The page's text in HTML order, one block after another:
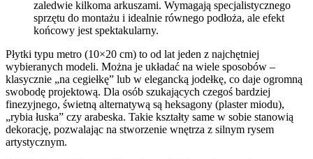
zaledwie kilkoma arkuszami. Wymagają specjalistycznego
sprzętu do montażu i idealnie równego podłoża, ale efekt
końcowy jest spektakularny.
Płytki typu metro (10×20 cm) to od lat jeden z najchętniej
wybieranych modeli. Można je układać na wiele sposobów –
klasycznie „na cegiełkę” lub w elegancką jodełkę, co daje ogromną
swobodę projektową. Dla osób szukających czegoś bardziej
finezyjnego, świetną alternatywą są heksagony (plaster miodu),
„rybia łuska” czy arabeska. Takie kształty same w sobie stanowią
dekorację, pozwalając na stworzenie wnętrza z silnym rysem
artystycznym.